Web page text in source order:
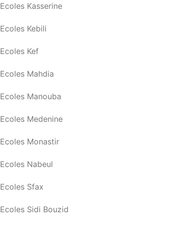
Ecoles Kasserine
Ecoles Kebili
Ecoles Kef
Ecoles Mahdia
Ecoles Manouba
Ecoles Medenine
Ecoles Monastir
Ecoles Nabeul
Ecoles Sfax
Ecoles Sidi Bouzid